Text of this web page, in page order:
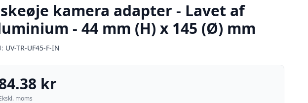
kamera adapter - Lavet af
- 44 mm (H) x 145 (Ø) mm
UV-TR-UF45-F-IN
kr
moms